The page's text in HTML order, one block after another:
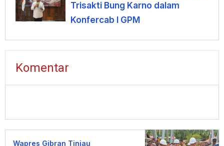
Trisakti Bung Karno dalam
Konfercab I GPM
Komentar
Wapres Gibran Tinjau